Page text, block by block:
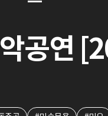
공연